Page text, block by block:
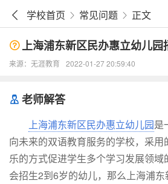
学校首页 常见问题 正文
上海浦东新区民办惠立幼儿
来源： 无涯教育 2022-01-27 20:59:40
老师解答
上海浦东新区民办惠立幼儿园是
向未来的双语教育服务的学校，采
乐的方式促进学生多个学习发展领
会招生2到6岁的幼儿，那么上海浦